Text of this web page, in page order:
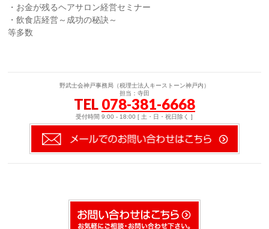
・お金が残るヘアサロン経営セミナー
・飲食店経営～成功の秘訣～
等多数
野武士会神戸事務局（税理士法人キーストーン神戸内）
担当：寺田
TEL 078-381-6668
受付時間 9:00 - 18:00 [ 土・日・祝日除く ]